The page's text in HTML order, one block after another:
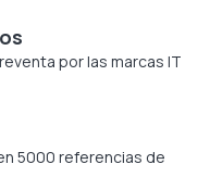
por las marcas IT
5000 referencias de